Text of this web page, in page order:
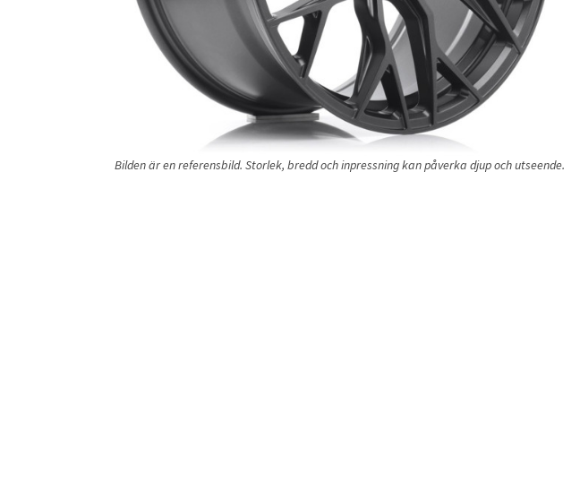
Bilden är en referensbild. Storlek, bredd och inpressning kan påverka djup och utseende.